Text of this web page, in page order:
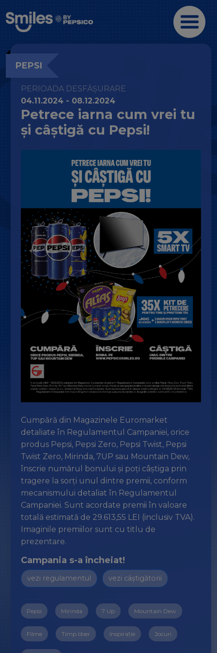
PEPSI
PERIOADA DESFĂȘURARE
04.11.2024 - 08.12.2024
Petrece iarna cum vrei tu
și câștigă cu Pepsi!
Cumpără din Magazinele Euromarket
detaliate în Regulamentul Campaniei, orice
produs Pepsi, Pepsi Zero, Pepsi Twist, Pepsi
Twist Zero, Mirinda, 7UP sau Mountain Dew,
înscrie numărul bonului și poți câștiga prin
tragere la sorți unul dintre premii, conform
mecanismului detaliat în Regulamentul
Campaniei. Sunt acordate premii în valoare
totală estimată de 29.613,55 LEI (inclusiv TVA).
Imaginile premiilor sunt cu titlu de
prezentare.
Campania s-a încheiat!
vezi regulamentul vezi câștigătorii
Pepsi Mirinda 7 Up Mountain Dew
Filme Timp liber Inspirație Jocuri